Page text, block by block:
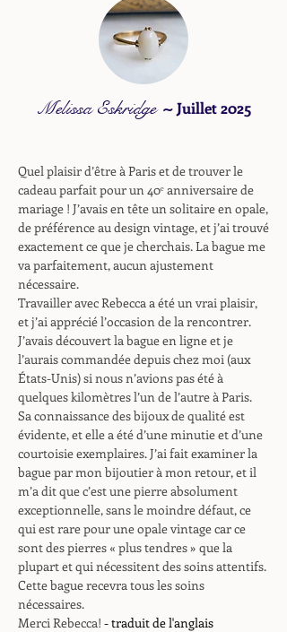
Melissa Eskridge~Juillet 2025
Quel plaisir d’être à Paris et de trouver le
cadeau parfait pour un 40ᵉ anniversaire de
mariage ! J’avais en tête un solitaire en opale,
de préférence au design vintage, et j’ai trouvé
exactement ce que je cherchais. La bague me
va parfaitement, aucun ajustement
nécessaire.
Travailler avec Rebecca a été un vrai plaisir,
et j’ai apprécié l’occasion de la rencontrer.
J’avais découvert la bague en ligne et je
l’aurais commandée depuis chez moi (aux
États-Unis) si nous n’avions pas été à
quelques kilomètres l’un de l’autre à Paris.
Sa connaissance des bijoux de qualité est
évidente, et elle a été d’une minutie et d’une
courtoisie exemplaires. J’ai fait examiner la
bague par mon bijoutier à mon retour, et il
m’a dit que c’est une pierre absolument
exceptionnelle, sans le moindre défaut, ce
qui est rare pour une opale vintage car ce
sont des pierres « plus tendres » que la
plupart et qui nécessitent des soins attentifs.
Cette bague recevra tous les soins
nécessaires.
Merci Rebecca! - traduit de l'anglais